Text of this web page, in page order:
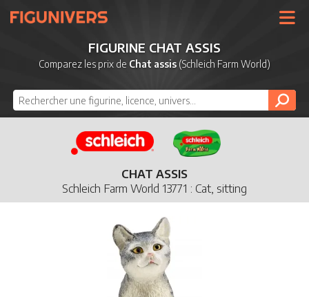
UNIVERS
LICENCES
NOUVEAUTÉS
DERNIERS AJOUTS
FIGURINE CHAT ASSIS
Comparez les prix de Chat assis (Schleich Farm World)
CHAT ASSIS
Schleich Farm World 13771 : Cat, sitting